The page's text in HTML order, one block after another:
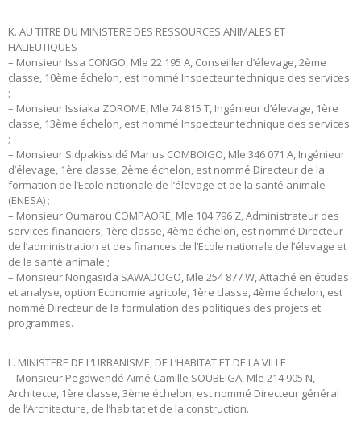
K. AU TITRE DU MINISTERE DES RESSOURCES ANIMALES ET
HALIEUTIQUES
– Monsieur Issa CONGO, Mle 22 195 A, Conseiller d’élevage, 2ème
classe, 10ème échelon, est nommé Inspecteur technique des services
;
– Monsieur Issiaka ZOROME, Mle 74 815 T, Ingénieur d’élevage, 1ère
classe, 13ème échelon, est nommé Inspecteur technique des services
;
– Monsieur Sidpakissidé Marius COMBOIGO, Mle 346 071 A, Ingénieur
d’élevage, 1ère classe, 2ème échelon, est nommé Directeur de la
formation de l’Ecole nationale de l’élevage et de la santé animale
(ENESA) ;
– Monsieur Oumarou COMPAORE, Mle 104 796 Z, Administrateur des
services financiers, 1ère classe, 4ème échelon, est nommé Directeur
de l’administration et des finances de l’Ecole nationale de l’élevage et
de la santé animale ;
– Monsieur Nongasida SAWADOGO, Mle 254 877 W, Attaché en études
et analyse, option Economie agricole, 1ère classe, 4ème échelon, est
nommé Directeur de la formulation des politiques des projets et
programmes.
L. MINISTERE DE L’URBANISME, DE L’HABITAT ET DE LA VILLE
– Monsieur Pegdwendé Aimé Camille SOUBEIGA, Mle 214 905 N,
Architecte, 1ère classe, 3ème échelon, est nommé Directeur général
de l’Architecture, de l’habitat et de la construction.